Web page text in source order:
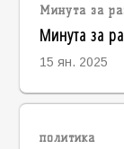
Минута за
Минута за
15 ян. 2025
политика